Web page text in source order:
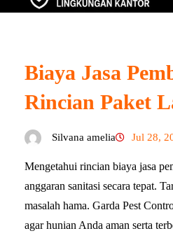
Biaya Jasa
Rincian Paket
Silvana amelia Jul 28,
Mengetahui rincian biaya jasa
anggaran sanitasi secara tepat.
masalah hama. Garda Pest
agar hunian Anda aman serta